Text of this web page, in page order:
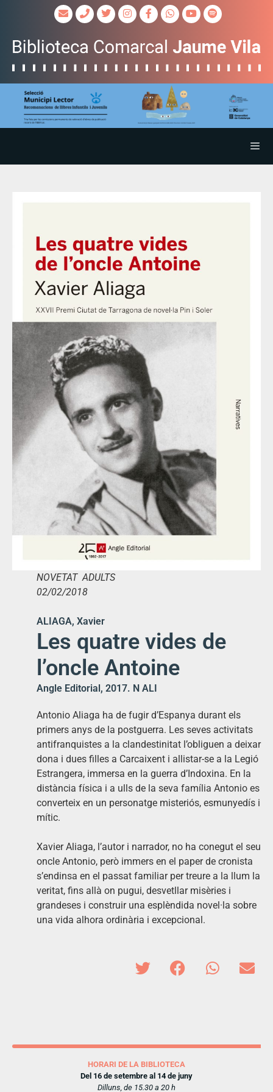
NOVETAT ADULTS
02/02/2018
ALIAGA, Xavier
Les quatre vides de
l’oncle Antoine
Angle Editorial, 2017. N ALI
Antonio Aliaga ha de fugir d’Espanya durant els
primers anys de la postguerra. Les seves activitats
antifranquistes a la clandestinitat l’obliguen a deixar
dona i dues filles a Carcaixent i allistar-se a la Legió
Estrangera, immersa en la guerra d’Indoxina. En la
distància física i a ulls de la seva família Antonio es
converteix en un personatge misteriós, esmunyedís i
mític.
Xavier Aliaga, l’autor i narrador, no ha conegut el seu
oncle Antonio, però immers en el paper de cronista
s’endinsa en el passat familiar per treure a la llum la
veritat, fins allà on pugui, desvetllar misèries i
grandeses i construir una esplèndida novel·la sobre
una vida alhora ordinària i excepcional.
HORARI DE LA BIBLIOTECA
Del 16 de setembre al 14 de juny
Dilluns, de 15.30 a 20 h